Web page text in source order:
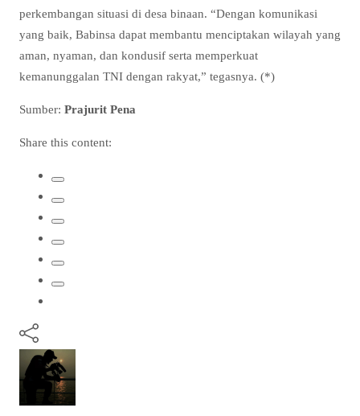
perkembangan situasi di desa binaan. “Dengan komunikasi
yang baik, Babinsa dapat membantu menciptakan wilayah yang
aman, nyaman, dan kondusif serta memperkuat
kemanunggalan TNI dengan rakyat,” tegasnya. (*)
Sumber: Prajurit Pena
Share this content: